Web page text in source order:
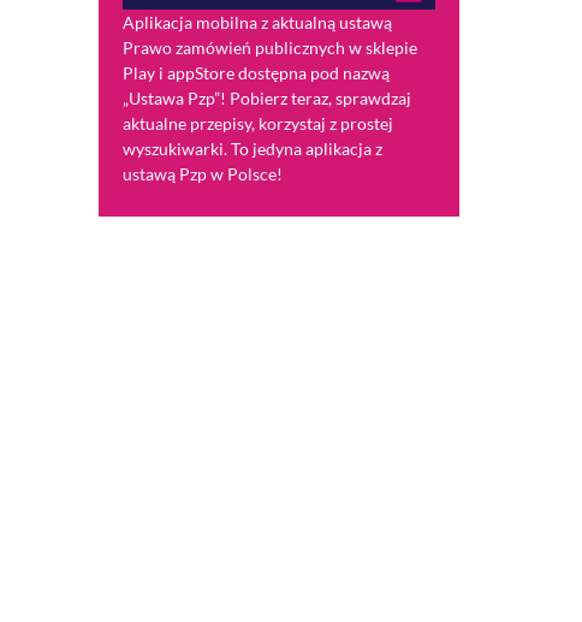
Aplikacja mobilna z aktualną ustawą
Prawo zamówień publicznych w sklepie
Play i appStore dostępna pod nazwą
„Ustawa Pzp”! Pobierz teraz, sprawdzaj
aktualne przepisy, korzystaj z prostej
wyszukiwarki. To jedyna aplikacja z
ustawą Pzp w Polsce!